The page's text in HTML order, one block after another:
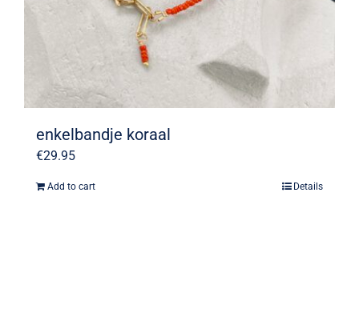
enkelbandje koraal
€29.95
Add to cart Details